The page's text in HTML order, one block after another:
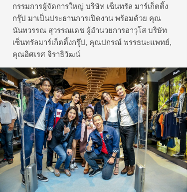
กรรมการผู้จัดการใหญ่ บริษัท เซ็นทรัล มาร์เก็ตติ้ง
กรุ๊ป มาเป็นประธานการเปิดงาน พร้อมด้วย คุณ
นันทวรรณ สุวรรณเดช ผู้อำนวยการอาวุโส บริษัท
เซ็นทรัลมาร์เก็ตติ้งกรุ๊ป, คุณปกรณ์ พรรธนะแพทย์,
คุณอิศเรศ จิราธิวัฒน์